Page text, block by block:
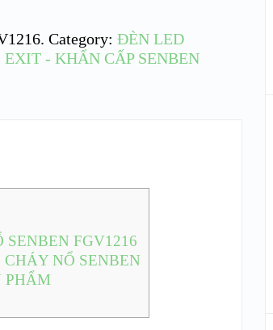
. Category: ĐÈN LED
EXIT - KHẨN CẤP SENBEN
FGV1216
NỔ SENBEN
PHẨM